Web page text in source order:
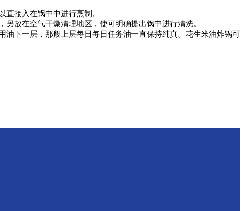
接入在锅中中进行烹制。
放在空气干燥清理地区，使可明确提出锅中进行清洗。
下一层，那般上层每日每日任务油一直保持纯真。花生米油炸锅可